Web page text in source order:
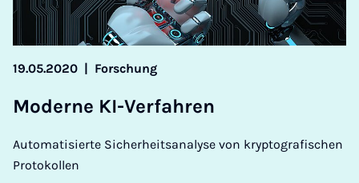
19.05.2020 | Forschung
Mo­d­erne KI-Ver­fahren
Automatisierte Sicherheitsanalyse von kryptografischen
Protokollen